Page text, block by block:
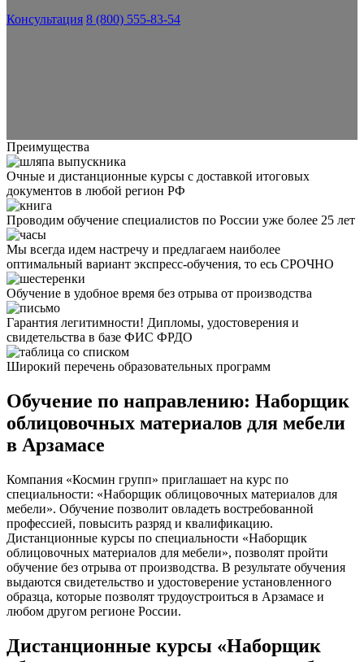
Консультация 8 (800) 555-83-54
Преимущества
Очные и дистанционные курсы с доставкой итоговых
документов в любой регион РФ
Проводим обучение специалистов по России уже более 25 лет
Мы всегда идем настречу и предлагаем наиболее
оптимальный вариант экспресс-обучения, то есь СРОЧНО
Обучение в удобное время без отрыва от производства
Гарантия легитимности! Дипломы, удостоверения и
свидетельства в базе ФИС ФРДО
Широкий перечень образовательных программ
Обучение по направлению: Наборщик
облицовочных материалов для мебели
в Арзамасе
Компания «Космин групп» приглашает на курс по
специальности: «Наборщик облицовочных материалов для
мебели». Обучение позволит овладеть востребованной
профессией, повысить разряд и квалификацию.
Дистанционные курсы по специальности «Наборщик
облицовочных материалов для мебели», позволят пройти
обучение без отрыва от производства. В результате обучения
выдаются свидетельство и удостоверение установленного
образца, которые позволят трудоустроиться в Арзамасе и
любом другом регионе России.
Дистанционные курсы «Наборщик